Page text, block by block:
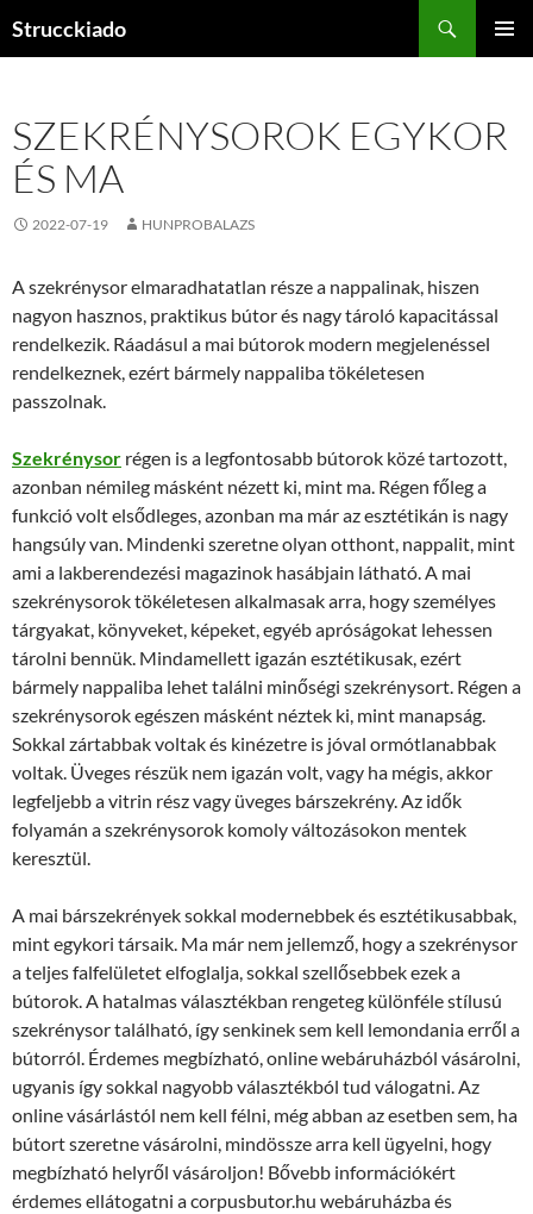
Strucckiado
SZEKRÉNYSOROK EGYKOR
ÉS MA
2022-07-19 HUNPROBALAZS
A szekrénysor elmaradhatatlan része a nappalinak, hiszen
nagyon hasznos, praktikus bútor és nagy tároló kapacitással
rendelkezik. Ráadásul a mai bútorok modern megjelenéssel
rendelkeznek, ezért bármely nappaliba tökéletesen
passzolnak.
Szekrénysor régen is a legfontosabb bútorok közé tartozott,
azonban némileg másként nézett ki, mint ma. Régen főleg a
funkció volt elsődleges, azonban ma már az esztétikán is nagy
hangsúly van. Mindenki szeretne olyan otthont, nappalit, mint
ami a lakberendezési magazinok hasábjain látható. A mai
szekrénysorok tökéletesen alkalmasak arra, hogy személyes
tárgyakat, könyveket, képeket, egyéb apróságokat lehessen
tárolni bennük. Mindamellett igazán esztétikusak, ezért
bármely nappaliba lehet találni minőségi szekrénysort. Régen a
szekrénysorok egészen másként néztek ki, mint manapság.
Sokkal zártabbak voltak és kinézetre is jóval ormótlanabbak
voltak. Üveges részük nem igazán volt, vagy ha mégis, akkor
legfeljebb a vitrin rész vagy üveges bárszekrény. Az idők
folyamán a szekrénysorok komoly változásokon mentek
keresztül.
A mai bárszekrények sokkal modernebbek és esztétikusabbak,
mint egykori társaik. Ma már nem jellemző, hogy a szekrénysor
a teljes falfelületet elfoglalja, sokkal szellősebbek ezek a
bútorok. A hatalmas választékban rengeteg különféle stílusú
szekrénysor található, így senkinek sem kell lemondania erről a
bútorról. Érdemes megbízható, online webáruházból vásárolni,
ugyanis így sokkal nagyobb választékból tud válogatni. Az
online vásárlástól nem kell félni, még abban az esetben sem, ha
bútort szeretne vásárolni, mindössze arra kell ügyelni, hogy
megbízható helyről vásároljon! Bővebb információkért
érdemes ellátogatni a corpusbutor.hu webáruházba és